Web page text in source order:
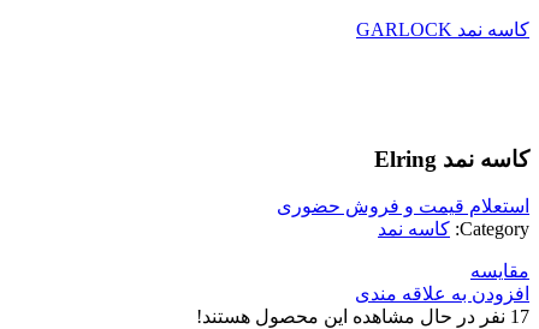
کاسه نمد GARLOCK
کاسه نمد Elring
استعلام قیمت و فروش حضوری
Category: کاسه نمد
مقایسه
افزودن به علاقه مندی
17 نفر در حال مشاهده این محصول هستند!